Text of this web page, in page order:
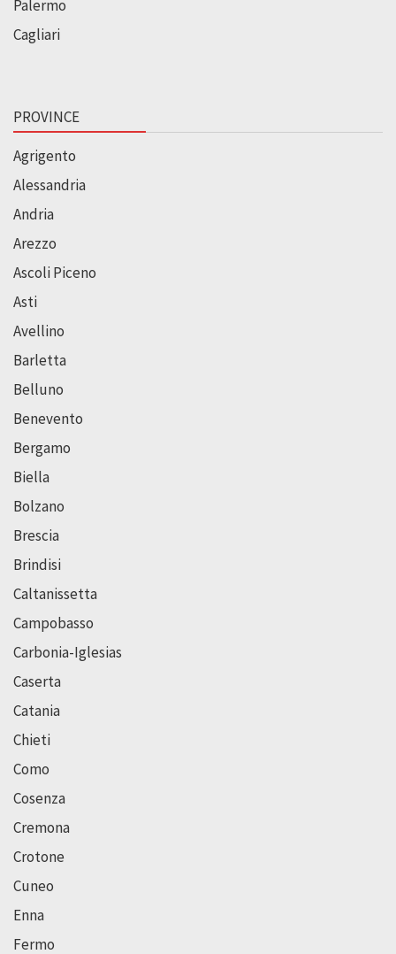
Palermo
Cagliari
PROVINCE
Agrigento
Alessandria
Andria
Arezzo
Ascoli Piceno
Asti
Avellino
Barletta
Belluno
Benevento
Bergamo
Biella
Bolzano
Brescia
Brindisi
Caltanissetta
Campobasso
Carbonia-Iglesias
Caserta
Catania
Chieti
Como
Cosenza
Cremona
Crotone
Cuneo
Enna
Fermo